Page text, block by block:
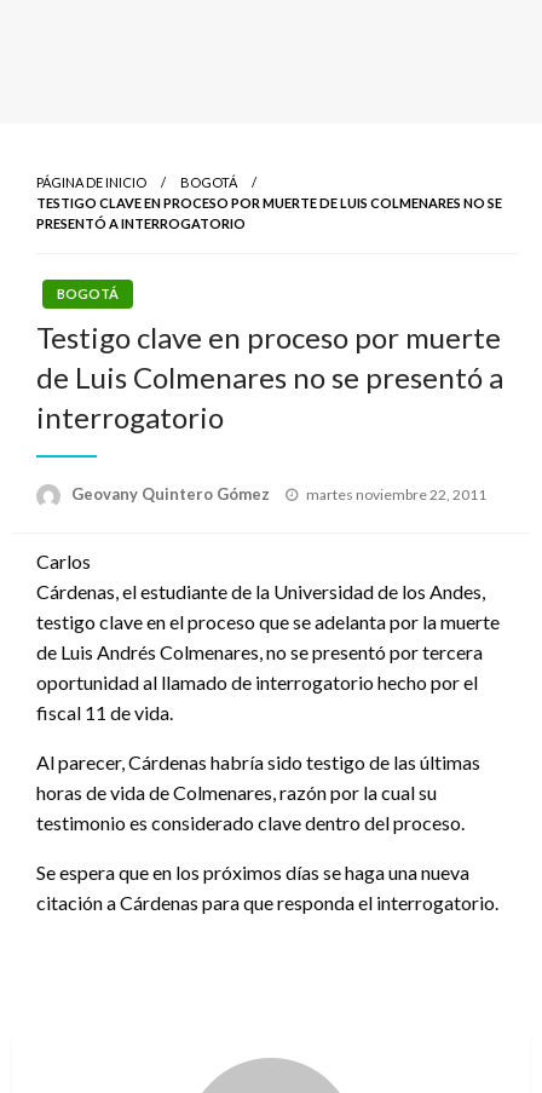
PÁGINA DE INICIO
BOGOTÁ
TESTIGO CLAVE EN PROCESO POR MUERTE DE LUIS COLMENARES NO SE
PRESENTÓ A INTERROGATORIO
BOGOTÁ
Testigo clave en proceso por muerte
de Luis Colmenares no se presentó a
interrogatorio
Geovany Quintero Gómez
Publicado
martes noviembre 22, 2011
Carlos
Cárdenas, el estudiante de la Universidad de los Andes,
testigo clave en el proceso que se adelanta por la muerte
de Luis Andrés Colmenares, no se presentó por tercera
oportunidad al llamado de interrogatorio hecho por el
fiscal 11 de vida.
Al parecer, Cárdenas habría sido testigo de las últimas
horas de vida de Colmenares, razón por la cual su
testimonio es considerado clave dentro del proceso.
Se espera que en los próximos días se haga una nueva
citación a Cárdenas para que responda el interrogatorio.